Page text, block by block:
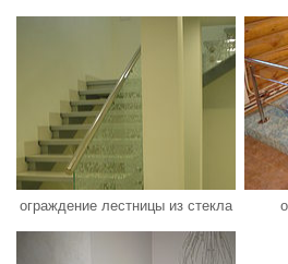
ограждение лестницы из стекла